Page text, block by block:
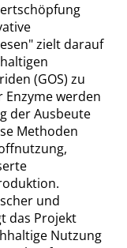
zielt darauf
(GOS) zu
werden
der Ausbeute
Methoden
und
das Projekt
Nutzung